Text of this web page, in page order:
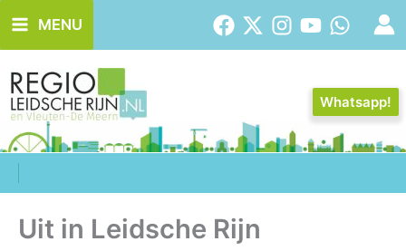
naar
de
inhoud
MENU
Whatsapp!
Uit in Leidsche Rijn